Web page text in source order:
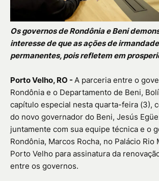
Os governos de Rondônia e Beni
interesse de que as ações de
permanentes, pois refletem em
Porto Velho, RO - A parceria entre o
Rondônia e o Departamento de Beni,
capítulo especial nesta quarta-feira (3),
do novo governador do Beni, Jesús
juntamente com sua equipe técnica e o
Rondônia, Marcos Rocha, no Palácio Rio
Porto Velho para assinatura da
entre os governos.